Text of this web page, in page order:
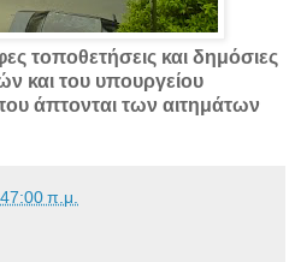
τοποθετήσεις και δημόσιες
και του υπουργείου
άπτονται των αιτημάτων
π.μ.